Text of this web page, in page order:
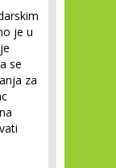
je u
se
za